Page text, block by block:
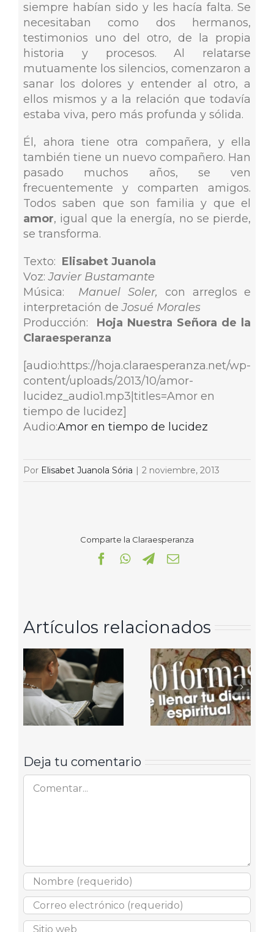
siempre habían sido y les hacía falta. Se
necesitaban como dos hermanos,
testimonios uno del otro, de la propia
historia y procesos. Al relatarse
mutuamente los silencios, comenzaron a
sanar los dolores y entender al otro, a
ellos mismos y a la relación que todavía
estaba viva, pero más profunda y sólida.
Él, ahora tiene otra compañera, y ella
también tiene un nuevo compañero. Han
pasado muchos años, se ven
frecuentemente y comparten amigos.
Todos saben que son familia y que el
amor, igual que la energía, no se pierde,
se transforma.
Texto: Elisabet Juanola
Voz:Javier Bustamante
Música: Manuel Soler, con arreglos e
interpretación deJosué Morales
Producción: Hoja Nuestra Señora de la
Claraesperanza
[audio:https://hoja.claraesperanza.net/wp-
content/uploads/2013/10/amor-
lucidez_audio1.mp3|titles=Amor en
tiempo de lucidez]
Audio:Amor en tiempo de lucidez
Por Elisabet Juanola Sória 2 noviembre, 2013
Comparte la Claraesperanza
Facebook
WhatsApp
Telegram
Correo
Artículos relacionados
Deja tu comentario
Comentar